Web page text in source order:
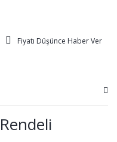
Fiyatı Düşünce Haber Ver